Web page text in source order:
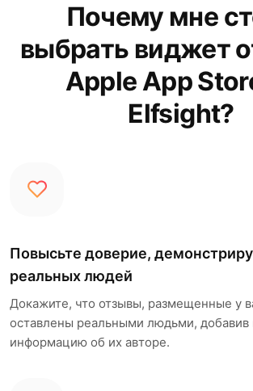
Почему мне
выбрать виджет
Apple App
Elfsight?
Повысьте доверие,
реальных людей
Докажите, что отзывы, размещенные у
оставлены реальными людьми,
информацию об их авторе.